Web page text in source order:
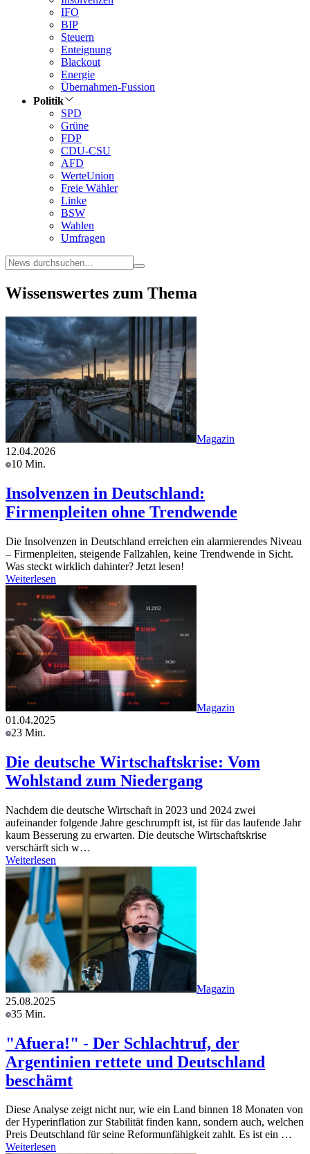
IFO
BIP
Steuern
Enteignung
Blackout
Energie
Übernahmen-Fussion
Politik
SPD
Grüne
FDP
CDU-CSU
AFD
WerteUnion
Freie Wähler
Linke
BSW
Wahlen
Umfragen
Wissenswertes zum Thema
Magazin
12.04.2026
10 Min.
Insolvenzen in Deutschland:
Firmenpleiten ohne Trendwende
Die Insolvenzen in Deutschland erreichen ein alarmierendes Niveau
– Firmenpleiten, steigende Fallzahlen, keine Trendwende in Sicht.
Was steckt wirklich dahinter? Jetzt lesen!
Weiterlesen
Magazin
01.04.2025
23 Min.
Die deutsche Wirtschaftskrise: Vom
Wohlstand zum Niedergang
Nachdem die deutsche Wirtschaft in 2023 und 2024 zwei
aufeinander folgende Jahre geschrumpft ist, ist für das laufende Jahr
kaum Besserung zu erwarten. Die deutsche Wirtschaftskrise
verschärft sich w…
Weiterlesen
Magazin
25.08.2025
35 Min.
"Afuera!" - Der Schlachtruf, der
Argentinien rettete und Deutschland
beschämt
Diese Analyse zeigt nicht nur, wie ein Land binnen 18 Monaten von
der Hyperinflation zur Stabilität finden kann, sondern auch, welchen
Preis Deutschland für seine Reformunfähigkeit zahlt. Es ist ein …
Weiterlesen